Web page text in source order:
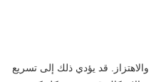
قد يؤدي ذلك إلى تسريع